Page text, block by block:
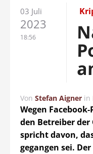
03 Juli
2023
18:56
Von Stefan Aigner in
Wegen
den Betreiber der
spricht davon,
gegangen sei.